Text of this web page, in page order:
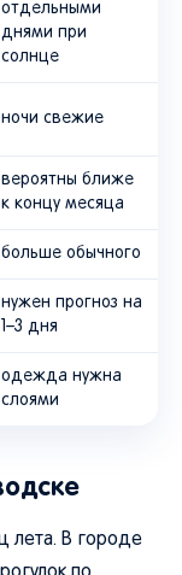
отдельными
днями при
солнце
ночи свежие
вероятны ближе
к концу месяца
больше обычного
нужен прогноз на
1–3 дня
одежда нужна
слоями
лета. В городе